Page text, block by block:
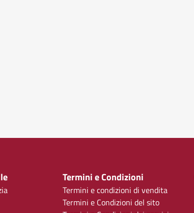
Termini e Condizioni
Termini e condizioni di vendita
Termini e Condizioni del sito